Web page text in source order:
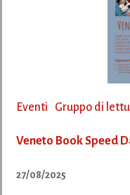
Eventi Gruppo di
Veneto Book Speed
27/08/2025